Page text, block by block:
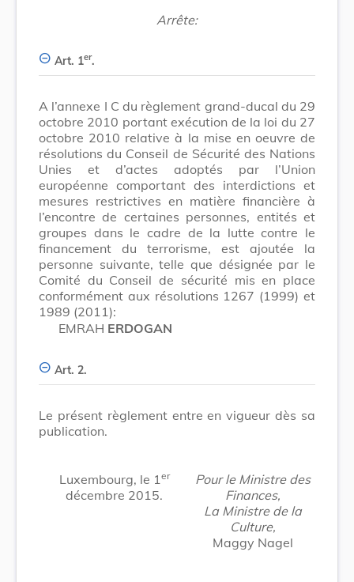
Arrête:
Art. 1er.
A l’annexe I C du règlement grand-ducal du 29
octobre 2010 portant exécution de la loi du 27
octobre 2010 relative à la mise en oeuvre de
résolutions du Conseil de Sécurité des Nations
Unies et d’actes adoptés par l’Union
européenne comportant des interdictions et
mesures restrictives en matière financière à
l’encontre de certaines personnes, entités et
groupes dans le cadre de la lutte contre le
financement du terrorisme, est ajoutée la
personne suivante, telle que désignée par le
Comité du Conseil de sécurité mis en place
conformément aux résolutions 1267 (1999) et
1989 (2011):
EMRAH ERDOGAN
Art. 2.
Le présent règlement entre en vigueur dès sa
publication.
Luxembourg, le 1 er
décembre 2015.
Pour le Ministre des
Finances,
La Ministre de la
Culture,
Maggy Nagel